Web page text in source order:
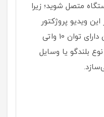
متصل شوید؛ زیرا
ویدیو پروژکتور
تعبیه شده است. بلندگوی آن دارای توان 10 واتی
بلندگو یا وسایل